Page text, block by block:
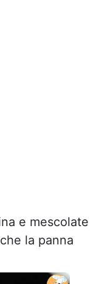
e mescolate
la panna